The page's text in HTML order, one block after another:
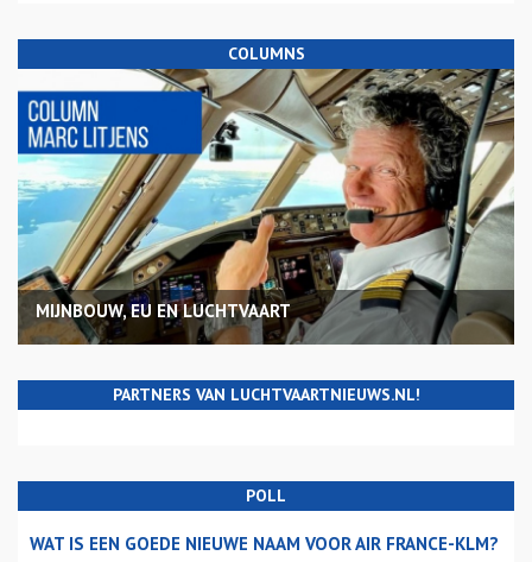
COLUMNS
MIJNBOUW, EU EN LUCHTVAART
PARTNERS VAN LUCHTVAARTNIEUWS.NL!
POLL
WAT IS EEN GOEDE NIEUWE NAAM VOOR AIR FRANCE-KLM?